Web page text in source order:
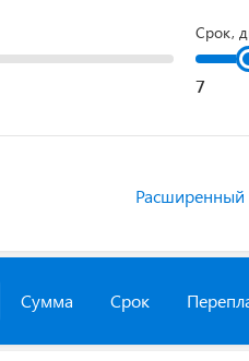
Срок,
Расширенный
Сумма Срок